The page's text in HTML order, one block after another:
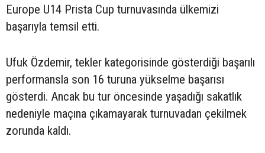
Europe U14 Prista Cup turnuvasında ülkemizi
başarıyla temsil etti.
Ufuk Özdemir, tekler kategorisinde gösterdiği başarılı
performansla son 16 turuna yükselme başarısı
gösterdi. Ancak bu tur öncesinde yaşadığı sakatlık
nedeniyle maçına çıkamayarak turnuvadan çekilmek
zorunda kaldı.